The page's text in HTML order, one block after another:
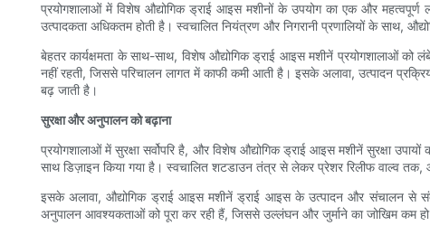
प्रयोगशालाओं में विशेष औद्योगिक ड्राई आइस मशीनों के उपयोग का एक और
उत्पादकता अधिकतम होती है। स्वचालित नियंत्रण और निगरानी प्रणालियों के साथ,
बेहतर कार्यक्षमता के साथ-साथ, विशेष औद्योगिक ड्राई आइस मशीनें प्रयोगशालाओं
नहीं रहती, जिससे परिचालन लागत में काफी कमी आती है। इसके अलावा, उत्पादन
बढ़ जाती है।
सुरक्षा और अनुपालन को बढ़ाना
प्रयोगशालाओं में सुरक्षा सर्वोपरि है, और विशेष औद्योगिक ड्राई आइस मशीनें सुरक्षा
साथ डिज़ाइन किया गया है। स्वचालित शटडाउन तंत्र से लेकर प्रेशर रिलीफ वाल्व
इसके अलावा, औद्योगिक ड्राई आइस मशीनें ड्राई आइस के उत्पादन और संचालन से
अनुपालन आवश्यकताओं को पूरा कर रही हैं, जिससे उल्लंघन और जुर्माने का जोखिम कम हो